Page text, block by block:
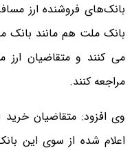
بانک‌های فروشنده ارز
بانک ملت هم مانند بانک
می کنند و متقاضیان ارز
مراجعه کنند.
وی افزود: متقاضیان
اعلام شده از سوی این